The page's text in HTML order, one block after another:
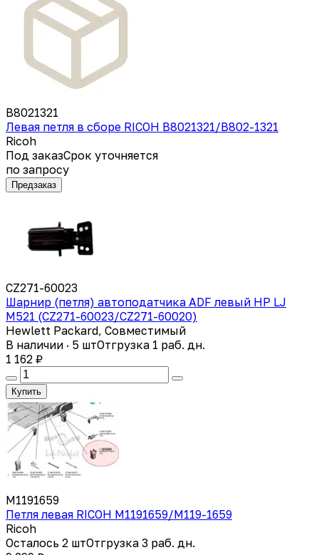
B8021321
Левая петля в сборе RICOH B8021321/B802-1321
Ricoh
Под заказСрок уточняется
по запросу
Предзаказ
CZ271-60023
Шарнир (петля) автоподатчика ADF левый HP LJ
M521 (CZ271-60023/CZ271-60020)
Hewlett Packard, Совместимый
В наличии · 5 штОтгрузка 1 раб. дн.
1 162 ₽
Купить
M1191659
Петля левая RICOH M1191659/M119-1659
Ricoh
Осталось 2 штОтгрузка 3 раб. дн.